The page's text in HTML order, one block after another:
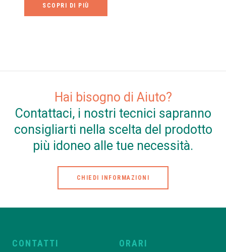
SCOPRI DI PIÙ
Hai bisogno di Aiuto?
Contattaci, i nostri tecnici sapranno
consigliarti nella scelta del prodotto
più idoneo alle tue necessità.
CHIEDI INFORMAZIONI
CONTATTI ORARI